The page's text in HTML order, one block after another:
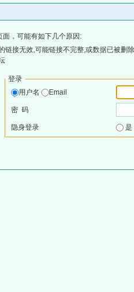
，可能有如下几个原因:
链接无效,可能链接不完整,或数据已被删
登录
用户名
Email
密 码
隐身登录